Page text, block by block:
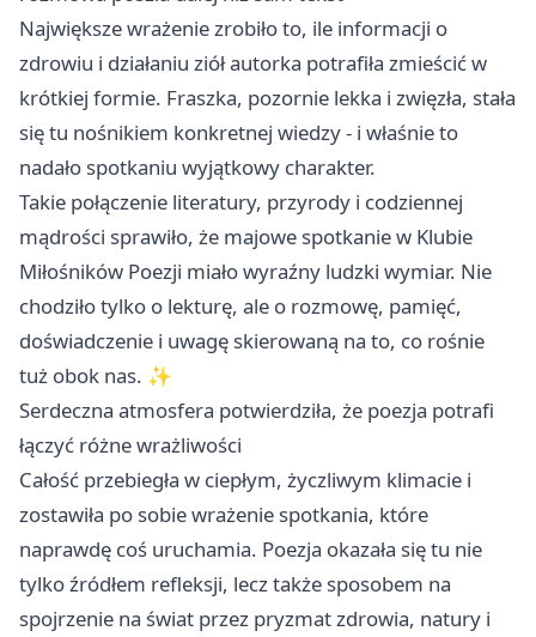
Największe wrażenie zrobiło to, ile informacji o
zdrowiu i działaniu ziół autorka potrafiła zmieścić w
krótkiej formie. Fraszka, pozornie lekka i zwięzła, stała
się tu nośnikiem konkretnej wiedzy - i właśnie to
nadało spotkaniu wyjątkowy charakter.
Takie połączenie literatury, przyrody i codziennej
mądrości sprawiło, że majowe spotkanie w Klubie
Miłośników Poezji miało wyraźny ludzki wymiar. Nie
chodziło tylko o lekturę, ale o rozmowę, pamięć,
doświadczenie i uwagę skierowaną na to, co rośnie
tuż obok nas. ✨
Serdeczna atmosfera potwierdziła, że poezja potrafi
łączyć różne wrażliwości
Całość przebiegła w ciepłym, życzliwym klimacie i
zostawiła po sobie wrażenie spotkania, które
naprawdę coś uruchamia. Poezja okazała się tu nie
tylko źródłem refleksji, lecz także sposobem na
spojrzenie na świat przez pryzmat zdrowia, natury i